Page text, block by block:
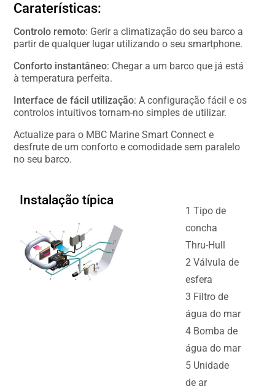
Caraterísticas:
Controlo remoto: Gerir a climatização do seu barco a
partir de qualquer lugar utilizando o seu smartphone.
Conforto instantâneo: Chegar a um barco que já está
à temperatura perfeita.
Interface de fácil utilização: A configuração fácil e os
controlos intuitivos tornam-no simples de utilizar.
Actualize para o MBC Marine Smart Connect e
desfrute de um conforto e comodidade sem paralelo
no seu barco.
Instalação típica
1 Tipo de
concha
Thru-Hull
2 Válvula de
esfera
3 Filtro de
água do mar
4 Bomba de
água do mar
5 Unidade
de ar